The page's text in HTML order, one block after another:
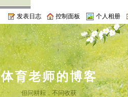
发表日志 控制面板 个人相册
体育老师的博客
但问耕耘，不问收获